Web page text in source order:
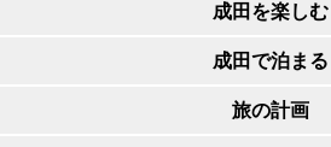
成田を楽しむ
成田で泊まる
旅の計画